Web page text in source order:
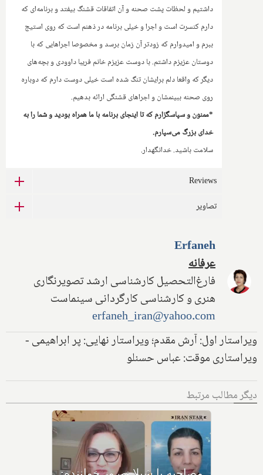
داشتیم و لحظات پشت صحنه و آن اتفاقات قشنگ بیفتد و برنامه‌‌ای که
دارم کنسرت است و اجرا و خیلی برنامه در ذهنم است که روی استیج
ببرم و امیدوارم که زودتر آن زمان برسد و مخصوصا اجراهایی که با
دوستان عزیزم داشتم.‌ با دوست عزیزم خانم فریبا داوودی و بچه‌های
دیگر که واقعا دلم برایشان تنگ شده است خیلی دوست دارم که دوباره
روی صحنه ببینمشان و اجراهای قشنگی ارائه بدهیم.
*ممنون و سپاسگزارم که تا اینجای برنامه با ما همراه بودید و شما را به
خدای بزرگ می‌سپارم.
سلامت باشید. خدانگهدار.
Reviews
تصاویر
Erfaneh
عرفانه
فارغ‌التحصیل کارشناسی ارشد تصویرنگاری
هنری و کارشناسی کارگردانی سینماست
erfaneh_iran@yahoo.com
ویراستار اول: آرش مقدم؛ ویراستار نهایی: پر ابراهیمی -
ویراستاری موقت: عباس حسنلو
دیگر مطالب مرتبط